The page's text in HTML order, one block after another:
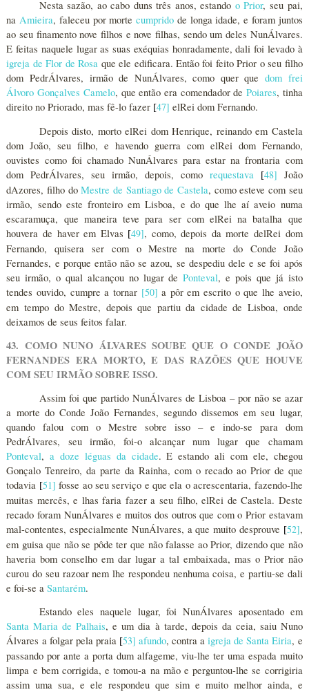
Nesta sazão, ao cabo duns três anos, estando o Prior, seu pai,
naAmieira, faleceu por mortecumprido de longa idade, e foram juntos
ao seu finamento nove filhos e nove filhas, sendo um deles NunÁlvares.
E feitas naquele lugar as suas exéquias honradamente, dali foi levado à
igreja de Flor de Rosa que ele edificara. Então foi feito Prior o seu filho
dom PedrÁlvares, irmão de NunÁlvares, como quer que dom frei
Álvoro Gonçalves Camelo, que então era comendador de Poiares, tinha
direito no Priorado, mas fê-lo fazer [47] elRei dom Fernando.
Depois disto, morto elRei dom Henrique, reinando em Castela
dom João, seu filho, e havendo guerra com elRei dom Fernando,
ouvistes como foi chamado NunÁlvares para estar na frontaria com
dom PedrÁlvares, seu irmão, depois, como requestava [48] João
dAzores, filho doMestre de Santiago de Castela, como esteve com seu
irmão, sendo este fronteiro em Lisboa, e do que lhe aí aveio numa
escaramuça, que maneira teve para ser com elRei na batalha que
houvera de haver em Elvas [49], como, depois da morte delRei dom
Fernando, quisera ser com o Mestre na morte do Conde João
Fernandes, e porque então não se azou, se despediu dele e se foi após
seu irmão, o qual alcançou no lugar dePonteval, e pois que já isto
tendes ouvido, cumpre a tornar [50] a pôr em escrito o que lhe aveio,
em tempo do Mestre, depois que partiu da cidade de Lisboa, onde
deixamos de seus feitos falar.
43. COMO NUNO ÁLVARES SOUBE QUE O CONDE JOÃO
FERNANDES ERA MORTO, E DAS RAZÕES QUE HOUVE
COM SEU IRMÃO SOBRE ISSO.
Assim foi que partido NunÁlvares de Lisboa – por não se azar
a morte do Conde João Fernandes, segundo dissemos em seu lugar,
quando falou com o Mestre sobre isso – e indo-se para dom
PedrÁlvares, seu irmão, foi-o alcançar num lugar que chamam
Ponteval,a doze léguas da cidade. E estando ali com ele, chegou
Gonçalo Tenreiro, da parte da Rainha, com o recado ao Prior de que
todavia [51] fosse ao seu serviço e que ela o acrescentaria, fazendo-lhe
muitas mercês, e lhas faria fazer a seu filho, elRei de Castela. Deste
recado foram NunÁlvares e muitos dos outros que com o Prior estavam
mal-contentes, especialmente NunÁlvares, a que muito desprouve [52],
em guisa que não se pôde ter que não falasse ao Prior, dizendo que não
haveria bom conselho em dar lugar a tal embaixada, mas o Prior não
curou do seu razoar nem lhe respondeu nenhuma coisa, e partiu-se dali
e foi-se aSantarém.
Estando eles naquele lugar, foi NunÁlvares aposentado em
Santa Maria de Palhais, e um dia à tarde, depois da ceia, saiu Nuno
Álvares a folgar pela praia [53] afundo, contra aigreja de Santa Eiria, e
passando por ante a porta dum alfageme, viu-lhe ter uma espada muito
limpa e bem corrigida, e tomou-a na mão e perguntou-lhe se corrigiria
assim uma sua, e ele respondeu que sim e muito melhor ainda, e